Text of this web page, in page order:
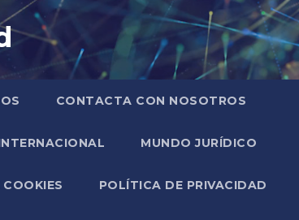
CONTACTA CON NOSOTROS
MUNDO JURÍDICO
POLÍTICA DE PRIVACIDAD